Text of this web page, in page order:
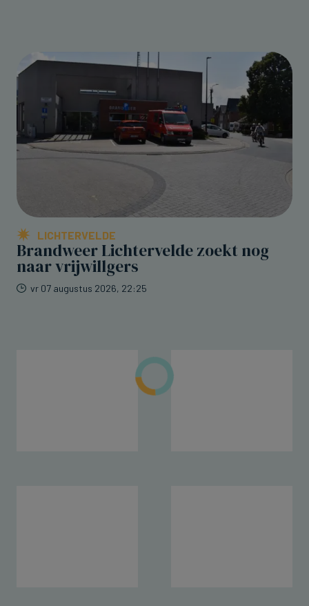
LICHTERVELDE
Brandweer Lichtervelde zoekt nog
naar vrijwillgers
vr 07 augustus 2026, 22:25